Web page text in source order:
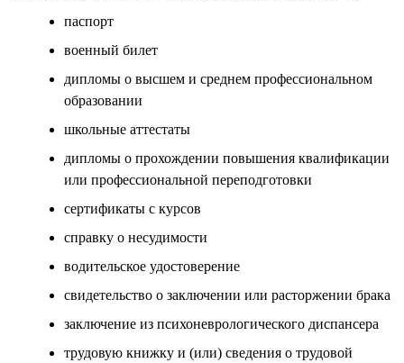
паспорт
военный билет
дипломы о высшем и среднем профессиональном
образовании
школьные аттестаты
дипломы о прохождении повышения квалификации
или профессиональной переподготовки
сертификаты с курсов
справку о несудимости
водительское удостоверение
свидетельство о заключении или расторжении брака
заключение из психоневрологического диспансера
трудовую книжку и (или) сведения о трудовой